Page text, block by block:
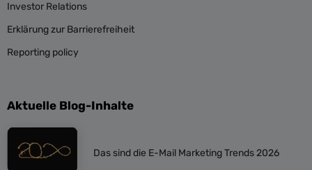
Investor Relations
Erklärung zur Barrierefreiheit
Reporting policy
Aktuelle Blog-Inhalte
Das sind die E-Mail Marketing Trends 2026